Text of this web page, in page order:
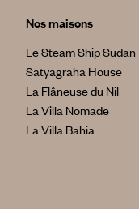
Nos maisons
Le Steam Ship Sudan
Satyagraha House
La Flâneuse du Nil
La Villa Nomade
La Villa Bahia